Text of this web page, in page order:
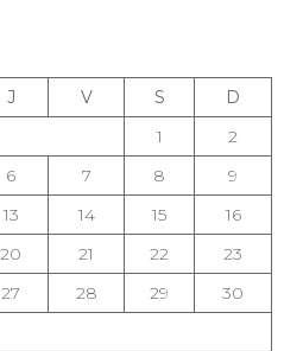
J V S
D
1
2
6 7 8
9
13 14 15
16
20 21 22
23
27 28 29
30